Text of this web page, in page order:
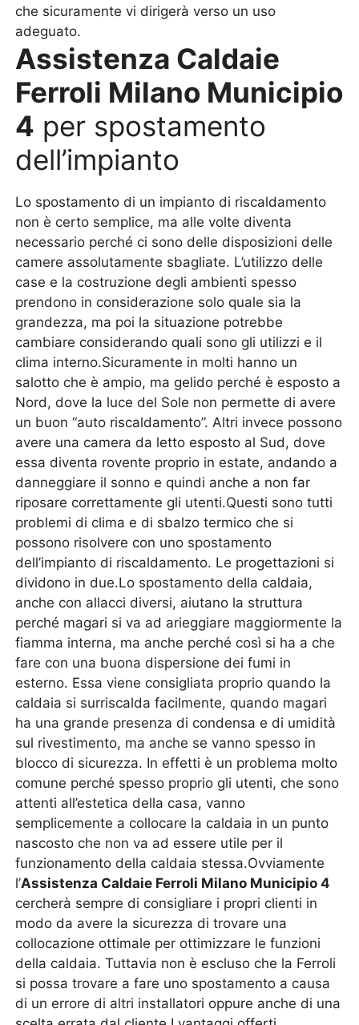
che sicuramente vi dirigerà verso un uso
adeguato.
Assistenza Caldaie
Ferroli Milano Municipio
4 per spostamento
dell’impianto
Lo spostamento di un impianto di riscaldamento
non è certo semplice, ma alle volte diventa
necessario perché ci sono delle disposizioni delle
camere assolutamente sbagliate. L’utilizzo delle
case e la costruzione degli ambienti spesso
prendono in considerazione solo quale sia la
grandezza, ma poi la situazione potrebbe
cambiare considerando quali sono gli utilizzi e il
clima interno.Sicuramente in molti hanno un
salotto che è ampio, ma gelido perché è esposto a
Nord, dove la luce del Sole non permette di avere
un buon “auto riscaldamento”. Altri invece possono
avere una camera da letto esposto al Sud, dove
essa diventa rovente proprio in estate, andando a
danneggiare il sonno e quindi anche a non far
riposare correttamente gli utenti.Questi sono tutti
problemi di clima e di sbalzo termico che si
possono risolvere con uno spostamento
dell’impianto di riscaldamento. Le progettazioni si
dividono in due.Lo spostamento della caldaia,
anche con allacci diversi, aiutano la struttura
perché magari si va ad arieggiare maggiormente la
fiamma interna, ma anche perché così si ha a che
fare con una buona dispersione dei fumi in
esterno. Essa viene consigliata proprio quando la
caldaia si surriscalda facilmente, quando magari
ha una grande presenza di condensa e di umidità
sul rivestimento, ma anche se vanno spesso in
blocco di sicurezza. In effetti è un problema molto
comune perché spesso proprio gli utenti, che sono
attenti all’estetica della casa, vanno
semplicemente a collocare la caldaia in un punto
nascosto che non va ad essere utile per il
funzionamento della caldaia stessa.Ovviamente
l’Assistenza Caldaie Ferroli Milano Municipio 4
cercherà sempre di consigliare i propri clienti in
modo da avere la sicurezza di trovare una
collocazione ottimale per ottimizzare le funzioni
della caldaia. Tuttavia non è escluso che la Ferroli
si possa trovare a fare uno spostamento a causa
di un errore di altri installatori oppure anche di una